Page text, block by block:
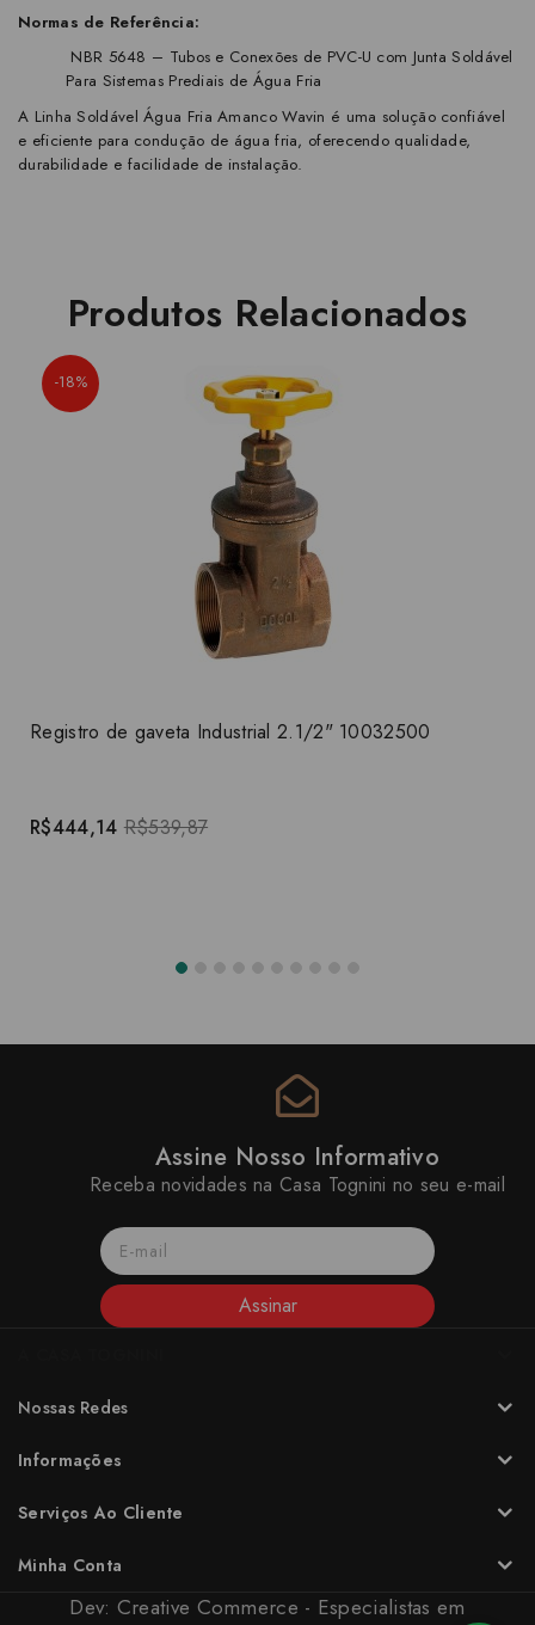
Normas de Referência:
NBR 5648 – Tubos e Conexões de PVC-U com Junta Soldável
Para Sistemas Prediais de Água Fria
A Linha Soldável Água Fria Amanco Wavin é uma solução confiável
e eficiente para condução de água fria, oferecendo qualidade,
durabilidade e facilidade de instalação.
Produtos Relacionados
-18%
Registro de gaveta Industrial 2.1/2" 10032500
R$444,14 R$539,87
Assine Nosso Informativo
Receba novidades na Casa Tognini no seu e-mail
Assinar
Nossas Redes
Informações
Serviços Ao Cliente
Minha Conta
Dev: Creative Commerce - Especialistas em